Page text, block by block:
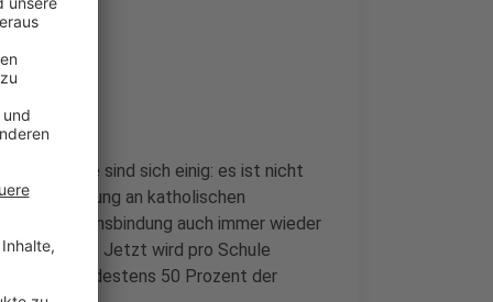
der Kirche sind sich einig: es ist nicht
Anmeldung an katholischen
Konfessionsbindung auch immer wieder
Lehrern. Jetzt wird pro Schule
Mindestens 50 Prozent der